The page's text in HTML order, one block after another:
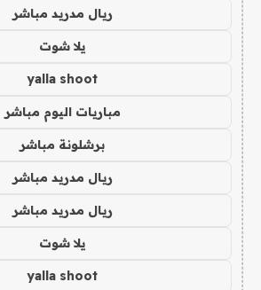
ريال مدريد مباشر
يلا شوت
yalla shoot
مباريات اليوم مباشر
برشلونة مباشر
ريال مدريد مباشر
ريال مدريد مباشر
يلا شوت
yalla shoot